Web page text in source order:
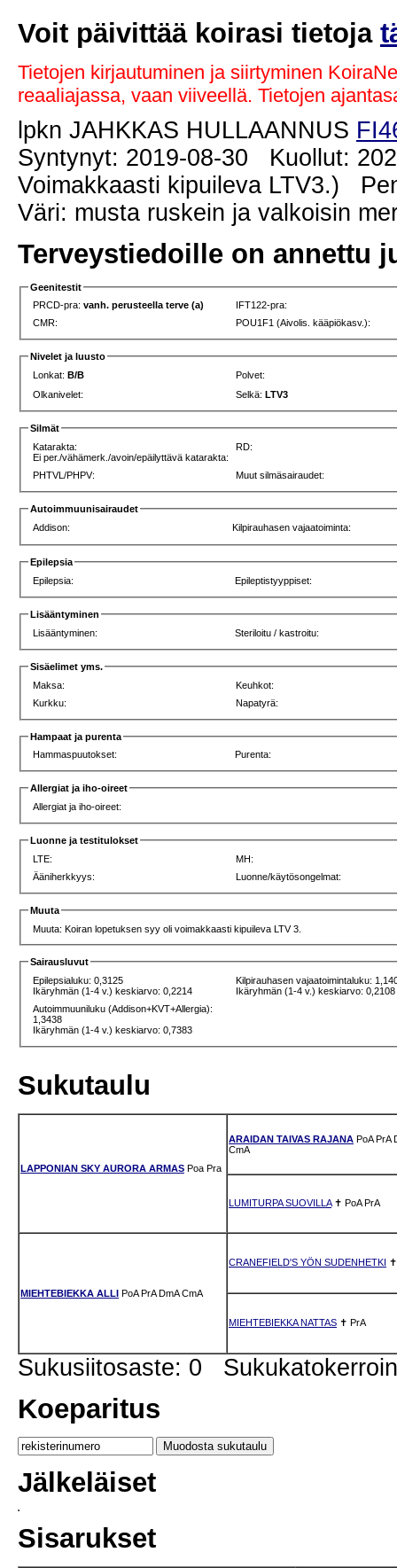
Voit päivittää koirasi tietoja
Tietojen kirjautuminen ja siirtyminen
reaaliajassa, vaan viiveellä. Tietojen
lpkn JAHKKAS HULLAANNUS
Syntynyt: 2019-08-30 Kuollut:
Voimakkaasti kipuileva LTV3.)
Väri: musta ruskein ja valkoisin
Terveystiedoille on annettu
Geenitestit
PRCD-pra:vanh. perusteella terve (a)
IFT122-pra:
CMR:
POU1F1 (Aivolis. kääpiökasv.):
Nivelet ja luusto
Lonkat:B/B
Polvet:
Olkanivelet:
Selkä:LTV3
Silmät
Katarakta:
Ei per./vähämerk./avoin/epäilyttävä katarakta:
RD:
PHTVL/PHPV: Muut silmäsairaudet:
Autoimmuunisairaudet
Addison:
Kilpirauhasen vajaatoiminta:
Epilepsia
Epilepsia:
Epileptistyyppiset:
Lisääntyminen
Lisääntyminen:
Steriloitu / kastroitu:
Sisäelimet yms.
Maksa:
Keuhkot:
Kurkku:
Napatyrä:
Hampaat ja purenta
Hammaspuutokset:
Purenta:
Allergiat ja iho-oireet
Allergiat ja iho-oireet:
Luonne ja testitulokset
LTE:
MH:
Ääniherkkyys:
Luonne/käytösongelmat:
Muuta
Muuta: Koiran lopetuksen syy oli voimakkaasti kipuileva LTV 3.
Sairausluvut
Epilepsialuku: 0,3125
Ikäryhmän (1-4 v.) keskiarvo: 0,2214
Kilpirauhasen vajaatoimintaluku:
Ikäryhmän (1-4 v.) keskiarvo: 0,2108
Autoimmuuniluku (Addison+KVT+Allergia):
1,3438
Ikäryhmän (1-4 v.) keskiarvo: 0,7383
Sukutaulu
LAPPONIAN SKY AURORA ARMAS Poa Pra
ARAIDAN TAIVAS RAJANA PoA PrA
CmA
LUMITURPA SUOVILLA✝ PoA PrA
MIEHTEBIEKKA ALLI PoA PrA DmA CmA
CRANEFIELD'S YÖN SUDENHETKI
MIEHTEBIEKKA NATTAS ✝ PrA
Sukusiitosaste: 0
Koeparitus
Jälkeläiset
Sisarukset